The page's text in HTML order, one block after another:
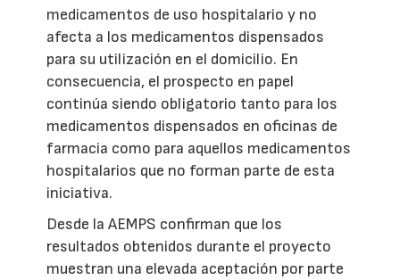
medicamentos de uso hospitalario y no
afecta a los medicamentos dispensados
para su utilización en el domicilio. En
consecuencia, el prospecto en papel
continúa siendo obligatorio tanto para los
medicamentos dispensados en oficinas de
farmacia como para aquellos medicamentos
hospitalarios que no forman parte de esta
iniciativa.
Desde la AEMPS confirman que los
resultados obtenidos durante el proyecto
muestran una elevada aceptación por parte